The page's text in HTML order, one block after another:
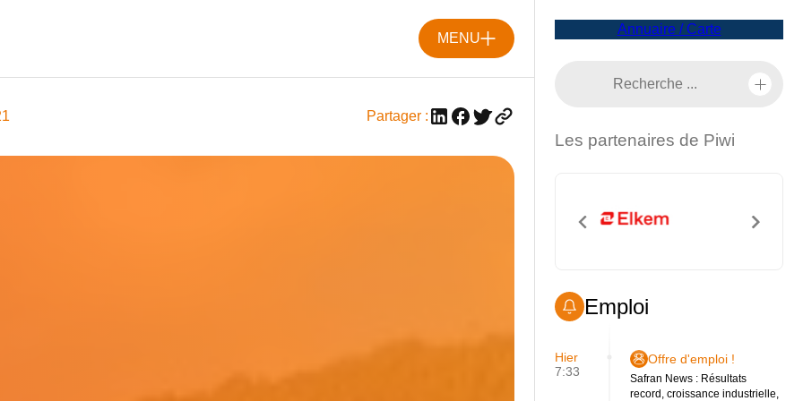
MENU
Partager :
Annuaire / Carte
Les partenaires de Piwi
Emploi
Hier
7:33
Offre d'emploi !
Safran News : Résultats
record, croissance industrielle,